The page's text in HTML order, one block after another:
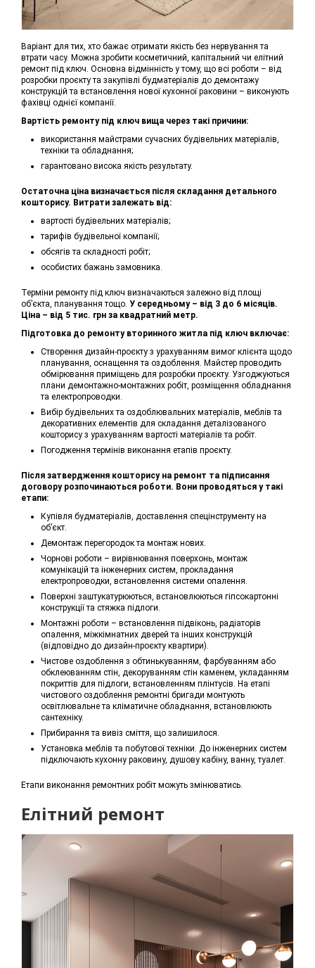
Варіант для тих, хто бажає отримати якість без нервування та
втрати часу. Можна зробити косметичний, капітальний чи елітний
ремонт під ключ. Основна відмінність у тому, що всі роботи – від
розробки проєкту та закупівлі будматеріалів до демонтажу
конструкцій та встановлення нової кухонної раковини – виконують
фахівці однієї компанії.
Вартість ремонту під ключ вища через такі причини:
використання майстрами сучасних будівельних матеріалів,
техніки та обладнання;
гарантовано висока якість результату.
Остаточна ціна визначається після складання детального
кошторису. Витрати залежать від:
вартості будівельних матеріалів;
тарифів будівельної компанії;
обсягів та складності робіт;
особистих бажань замовника.
Терміни ремонту під ключ визначаються залежно від площі
об’єкта, планування тощо. У середньому – від 3 до 6 місяців.
Ціна – від 5 тис. грн за квадратний метр.
Підготовка до ремонту вторинного житла під ключ включає:
Створення дизайн-проєкту з урахуванням вимог клієнта щодо
планування, оснащення та оздоблення. Майстер проводить
обмірювання приміщень для розробки проєкту. Узгоджуються
плани демонтажно-монтажних робіт, розміщення обладнання
та електропроводки.
Вибір будівельних та оздоблювальних матеріалів, меблів та
декоративних елементів для складання деталізованого
кошторису з урахуванням вартості матеріалів та робіт.
Погодження термінів виконання етапів проєкту.
Після затвердження кошторису на ремонт та підписання
договору розпочинаються роботи. Вони проводяться у такі
етапи:
Купівля будматеріалів, доставлення спецінструменту на
об’єкт.
Демонтаж перегородок та монтаж нових.
Чорнові роботи – вирівнювання поверхонь, монтаж
комунікацій та інженерних систем, прокладання
електропроводки, встановлення системи опалення.
Поверхні заштукатурюються, встановлюються гіпсокартонні
конструкції та стяжка підлоги.
Монтажні роботи – встановлення підвіконь, радіаторів
опалення, міжкімнатних дверей та інших конструкцій
(відповідно до дизайн-проєкту квартири).
Чистове оздоблення з обтинькуванням, фарбуванням або
обклеюванням стін, декоруванням стін каменем, укладанням
покриттів для підлоги, встановленням плінтусів. На етапі
чистового оздоблення ремонтні бригади монтують
освітлювальне та кліматичне обладнання, встановлюють
сантехніку.
Прибирання та вивіз сміття, що залишилося.
Установка меблів та побутової техніки. До інженерних систем
підключають кухонну раковину, душову кабіну, ванну, туалет.
Етапи виконання ремонтних робіт можуть змінюватись.
Елітний ремонт